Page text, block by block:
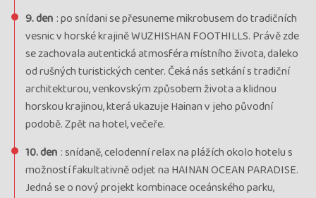
9. den : po snídani se přesuneme mikrobusem do tradičních
vesnic v horské krajině WUZHISHAN FOOTHILLS. Právě zde
se zachovala autentická atmosféra místního života, daleko
od rušných turistických center. Čeká nás setkání s tradiční
architekturou, venkovským způsobem života a klidnou
horskou krajinou, která ukazuje Hainan v jeho původní
podobě. Zpět na hotel, večeře.
10. den : snídaně, celodenní relax na plážích okolo hotelu s
možností fakultativně odjet na HAINAN OCEAN PARADISE.
Jedná se o nový projekt kombinace oceánského parku,